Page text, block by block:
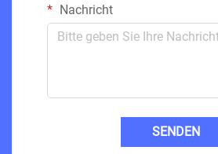
Nachricht
SENDEN